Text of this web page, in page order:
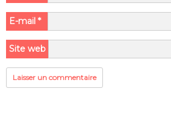
E-mail *
Site web